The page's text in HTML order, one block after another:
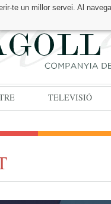
te un millor servei. Al
TELEVISIÓ